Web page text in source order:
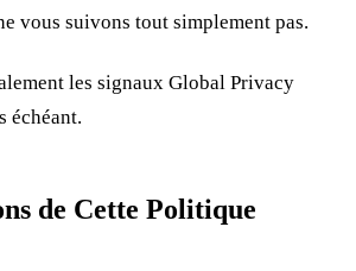
vous suivons tout simplement pas.
les signaux Global Privacy
échéant.
de Cette Politique